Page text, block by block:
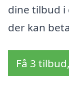
dine tilbud i
der kan
Få 3